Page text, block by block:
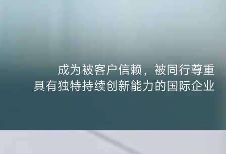
成为被客户信赖，被同行尊重
具有独特持续创新能力的国际企业